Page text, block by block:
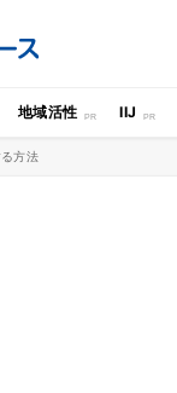
地域活性 IIJ
方法